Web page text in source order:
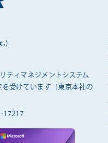
ティマネジメントシステム
を受けています（東京本社の
17217